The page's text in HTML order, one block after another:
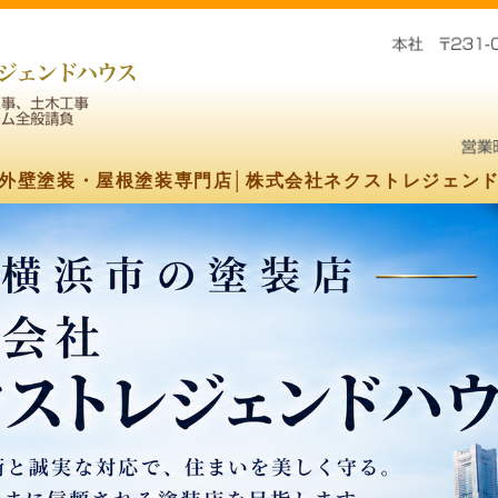
株式会社ネクストレジェンドハウス
壁塗装・屋根塗装専門店│株式会社ネクストレジェン